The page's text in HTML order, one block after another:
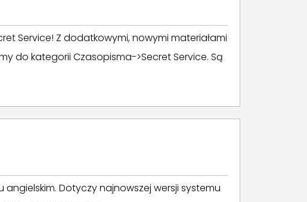
Service! Z dodatkowymi, nowymi materiałami
do kategorii Czasopisma->Secret Service. Są
angielskim. Dotyczy najnowszej wersji systemu